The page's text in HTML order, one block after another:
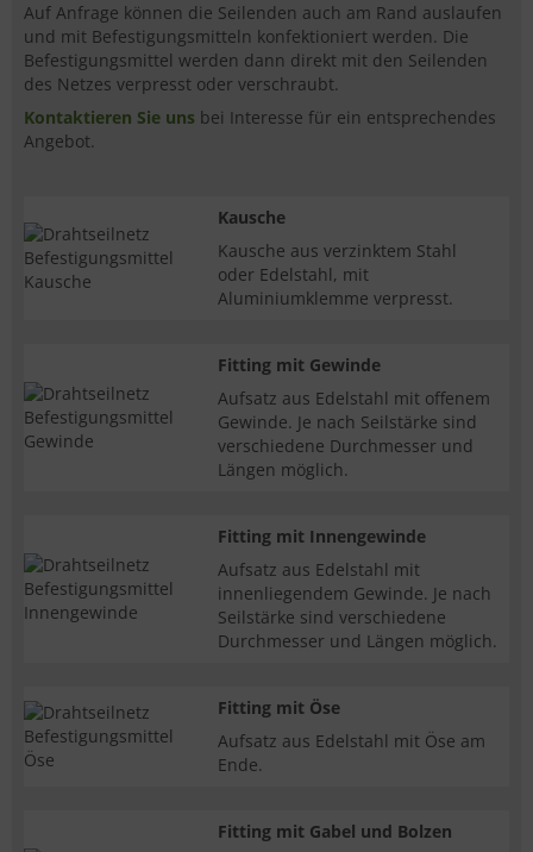
Auf Anfrage können die Seilenden auch am Rand auslaufen
und mit Befestigungsmitteln konfektioniert werden. Die
Befestigungsmittel werden dann direkt mit den Seilenden
des Netzes verpresst oder verschraubt.
Kontaktieren Sie uns bei Interesse für ein entsprechendes
Angebot.
Kausche
Kausche aus verzinktem Stahl
oder Edelstahl, mit
Aluminiumklemme verpresst.
Fitting mit Gewinde
Aufsatz aus Edelstahl mit offenem
Gewinde. Je nach Seilstärke sind
verschiedene Durchmesser und
Längen möglich.
Fitting mit Innengewinde
Aufsatz aus Edelstahl mit
innenliegendem Gewinde. Je nach
Seilstärke sind verschiedene
Durchmesser und Längen möglich.
Fitting mit Öse
Aufsatz aus Edelstahl mit Öse am
Ende.
Fitting mit Gabel und Bolzen